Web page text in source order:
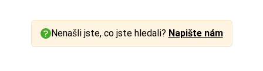
Nenašli jste, co jste hledali? Napište nám